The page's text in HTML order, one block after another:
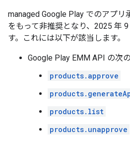
managed Google Play でのアプリ
をもって非推奨となり、2025 年
す。これには以下が該当します。
Google Play EMM API の次
products.approve
products.list
products.unapprove